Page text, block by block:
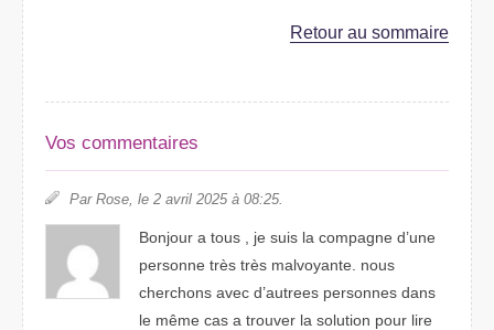
Retour au sommaire
Vos commentaires
Par Rose, le 2 avril 2025 à 08:25.
Bonjour a tous , je suis la compagne d’une
personne très très malvoyante. nous
cherchons avec d’autrees personnes dans
le même cas a trouver la solution pour lire